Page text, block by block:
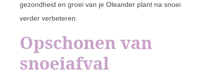
gezondheid en groei van je Oleander plant na snoei
verder verbeteren.
Opschonen van
snoeiafval